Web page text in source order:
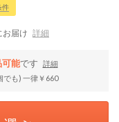
件
お届け 詳細
能です
詳細
でも) 一律￥660